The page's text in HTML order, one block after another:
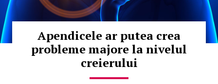
Apendicele ar putea crea
probleme majore la nivelul
creierului